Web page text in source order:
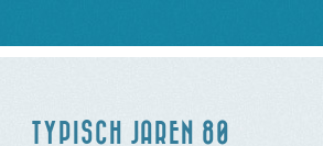
TYPISCH JAREN 80